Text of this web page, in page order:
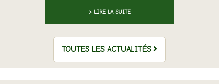
> LIRE LA SUITE
TOUTES LES ACTUALITÉS